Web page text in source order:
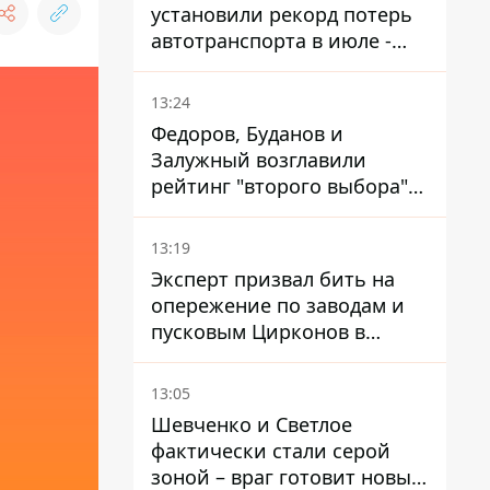
установили рекорд потерь
автотранспорта в июле -
почти 14 тысяч единиц
13:24
Федоров, Буданов и
Залужный возглавили
рейтинг "второго выбора"
украинцев - опрос показал
альтернативные симпатии
13:19
Эксперт призвал бить на
опережение по заводам и
пусковым Цирконов в
России
13:05
Шевченко и Светлое
фактически стали серой
зоной – враг готовит новые